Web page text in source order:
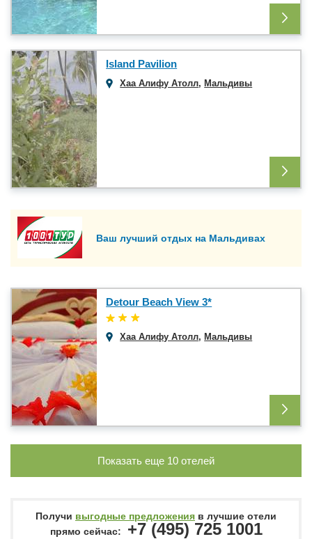
Island Pavilion
Хаа Алифу Атолл, Мальдивы
Ваш лучший отдых на Мальдивах
Detour Beach View 3*
Хаа Алифу Атолл, Мальдивы
Показать еще 10 отелей
Получи выгодные предложения в лучшие отели
прямо сейчас:
+7 (495) 725 1001